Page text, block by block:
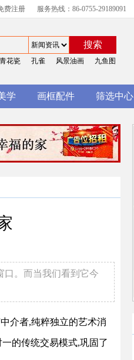
费注册 服务热线：86-0755-29189091
搜索
青花瓷 孔雀 风景油画 九鱼图
学 画框配件 筛选中心
口。而当我们看到它今
介者,纯粹独立的艺术消
的传统交易模式,巩固了